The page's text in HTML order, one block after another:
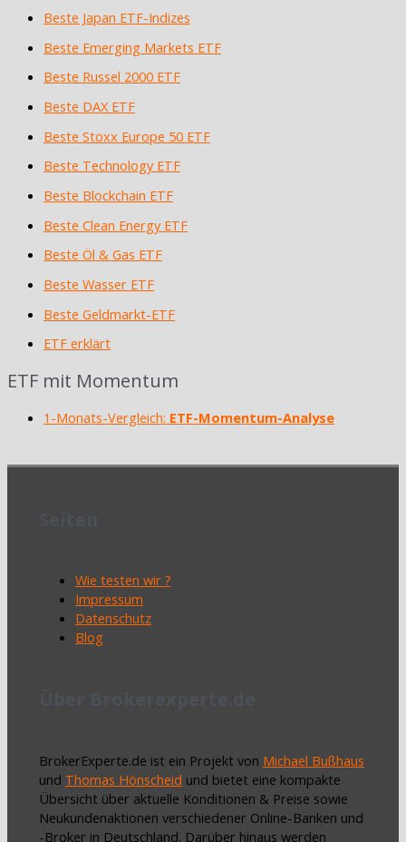
Beste Japan ETF-Indizes
Beste Emerging Markets ETF
Beste Russel 2000 ETF
Beste DAX ETF
Beste Stoxx Europe 50 ETF
Beste Technology ETF
Beste Blockchain ETF
Beste Clean Energy ETF
Beste Öl & Gas ETF
Beste Wasser ETF
Beste Geldmarkt-ETF
ETF erklärt
ETF mit Momentum
1-Monats-Vergleich: ETF-Momentum-Analyse
Wie testen wir ?
Impressum
Datenschutz
Blog
BrokerExperte.de ist ein Projekt von Michael Bußhaus
und Thomas Hönscheid und bietet eine kompakte
Übersicht über aktuelle Konditionen & Preise sowie
Neukundenaktionen verschiedener Online-Banken und
-Broker in Deutschland. Darüber hinaus werden